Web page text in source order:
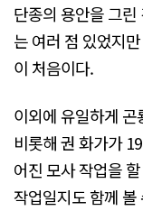
단종의 용안을 그
는 여러 점 있었지
이 처음이다.
이외에 유일하게
비롯해 권 화가가
어진 모사 작업을
작업일지도 함께 볼